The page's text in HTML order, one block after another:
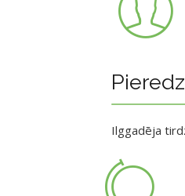
Ilggadēja